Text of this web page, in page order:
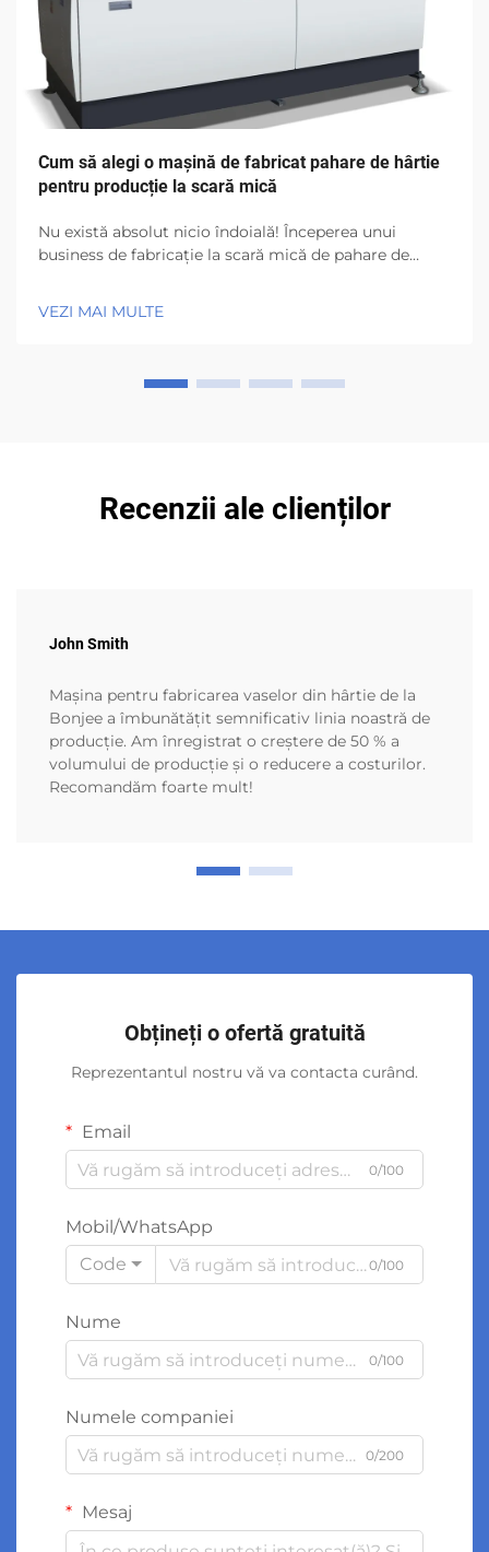
Cum să alegi o mașină de fabricat pahare de hârtie
pentru producție la scară mică
Nu există absolut nicio îndoială! Începerea unui
business de fabricație la scară mică de pahare de
ce mașină de fabricat pahare de hârtie să folosești.
VEZI MAI MULTE
Recenzii ale clienților
John Smith
Mașina pentru fabricarea vaselor din hârtie de la
Bonjee a îmbunătățit semnificativ linia noastră de
producție. Am înregistrat o creștere de 50 % a
volumului de producție și o reducere a costurilor.
Recomandăm foarte mult!
Obțineți o ofertă gratuită
Reprezentantul nostru vă va contacta curând.
Email
0/100
Mobil/WhatsApp
Code
0/100
Nume
0/100
Numele companiei
0/200
Mesaj